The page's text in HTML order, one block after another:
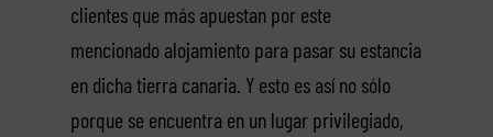
clientes que más apuestan por este
mencionado alojamiento para pasar su estancia
en dicha tierra canaria. Y esto es así no sólo
porque se encuentra en un lugar privilegiado,